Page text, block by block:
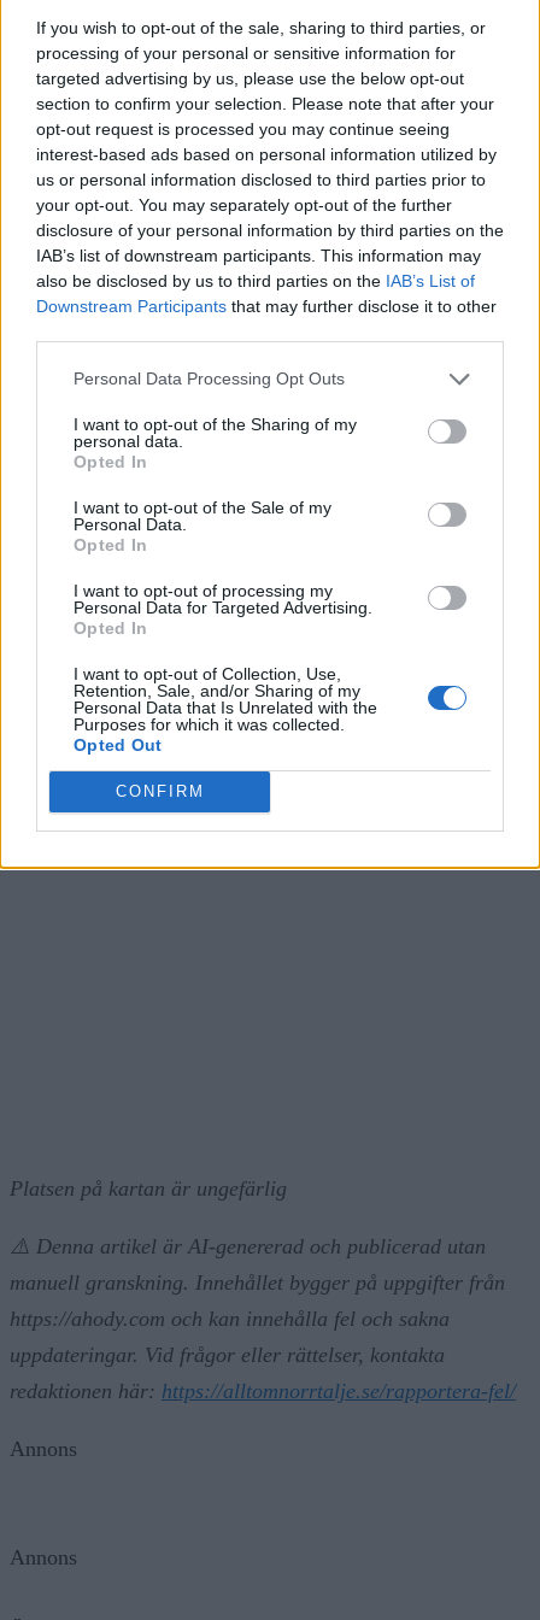
If you wish to opt-out of the sale, sharing to third parties, or
processing of your personal or sensitive information for
targeted advertising by us, please use the below opt-out
section to confirm your selection. Please note that after your
opt-out request is processed you may continue seeing
interest-based ads based on personal information utilized by
us or personal information disclosed to third parties prior to
your opt-out. You may separately opt-out of the further
disclosure of your personal information by third parties on the
IAB’s list of downstream participants. This information may
also be disclosed by us to third parties on the IAB’s List of
Downstream Participants that may further disclose it to other
Personal Data Processing Opt Outs
I want to opt-out of the Sharing of my
personal data.
Opted In
I want to opt-out of the Sale of my
Personal Data.
Opted In
I want to opt-out of processing my
Personal Data for Targeted Advertising.
Opted In
I want to opt-out of Collection, Use,
Retention, Sale, and/or Sharing of my
Personal Data that Is Unrelated with the
Purposes for which it was collected.
Opted Out
CONFIRM
På måndagen den 19 april 2026 såldes en lägenhet på
Kungsgatan 11A för 1 550 000 kronor.
Utropspriset var 1 550 000 kronor, vilket innebär att priset
blev detsamma – ingen förändring i kronor eller procent.
Lägenheten har en boarea på 54,5 kvadratmeter.
Annons
Enligt uppgifter från Svensk Mäklarstatistik har det sålts
182 lägenheter i området de senaste tre månaderna och
priserna har ökat med 7,4 procent.
Under det senaste året har priserna ökat med 3,4 procent.
Platsen på kartan är ungefärlig
⚠️ Denna artikel är AI-genererad och publicerad utan
manuell granskning. Innehållet bygger på uppgifter från
https://ahody.com och kan innehålla fel och sakna
uppdateringar. Vid frågor eller rättelser, kontakta
redaktionen här: https://alltomnorrtalje.se/rapportera-fel/
Annons
Annons